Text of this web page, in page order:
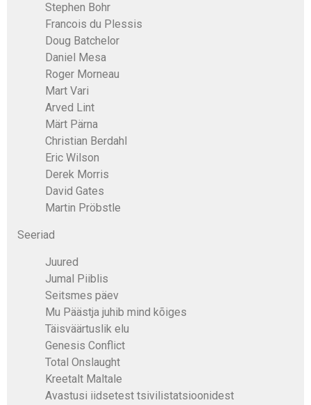
Stephen Bohr
Francois du Plessis
Doug Batchelor
Daniel Mesa
Roger Morneau
Mart Vari
Arved Lint
Märt Pärna
Christian Berdahl
Eric Wilson
Derek Morris
David Gates
Martin Pröbstle
Seeriad
Juured
Jumal Piiblis
Seitsmes päev
Mu Päästja juhib mind kõiges
Täisväärtuslik elu
Genesis Conflict
Total Onslaught
Kreetalt Maltale
Avastusi iidsetest tsivilistatsioonidest